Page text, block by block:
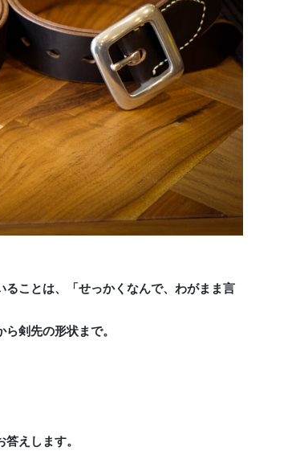
ことは、「せっかくなんで、わがまま言
剣先の形状まで。
えします。